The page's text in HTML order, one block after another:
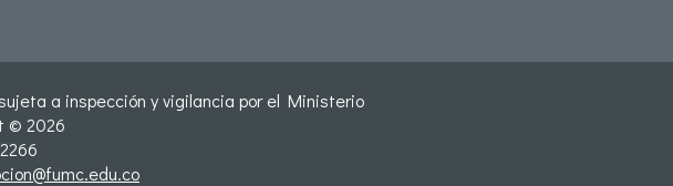
a inspección y vigilancia por el Ministerio
© 2026